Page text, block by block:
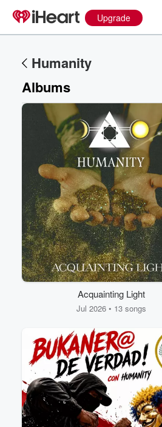
Upgrade
Humanity
Albums
Acquainting Light
Jul 2026 • 13 songs